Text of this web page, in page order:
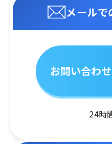
メールで
お問い合わ
24時